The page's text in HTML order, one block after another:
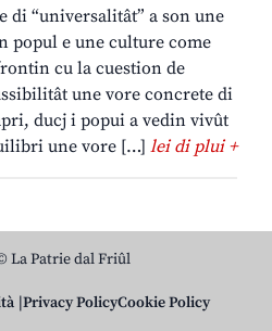
di “universalitât” a son une
popul e une culture come
cu la cuestion de
une vore concrete di
ducj i popui a vedin vivût
une vore […] lei di plui +
La Patrie dal Friûl
Privacy PolicyCookie Policy